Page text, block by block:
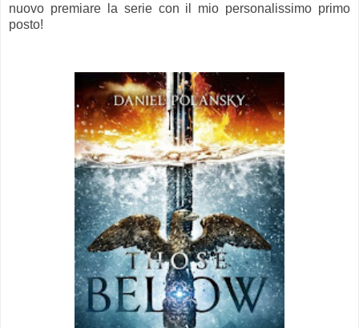
nuovo premiare la serie con il mio personalissimo primo
posto!